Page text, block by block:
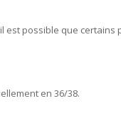
possible que
en 36/38.